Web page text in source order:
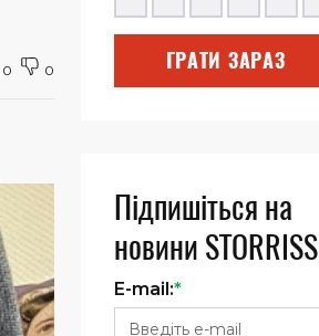
0 0 ГРАТИ ЗАРАЗ
Підпишіться на
новини STORRISS
E-mail:*